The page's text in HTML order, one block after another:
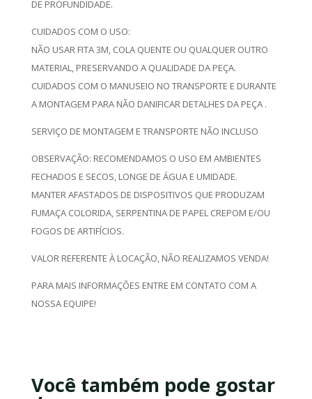
DE PROFUNDIDADE.
CUIDADOS COM O USO:
NÃO USAR FITA 3M, COLA QUENTE OU QUALQUER OUTRO
MATERIAL, PRESERVANDO A QUALIDADE DA PEÇA.
CUIDADOS COM O MANUSEIO NO TRANSPORTE E DURANTE
A MONTAGEM PARA NÃO DANIFICAR DETALHES DA PEÇA .
SERVIÇO DE MONTAGEM E TRANSPORTE NÃO INCLUSO
OBSERVAÇÃO: RECOMENDAMOS O USO EM AMBIENTES
FECHADOS E SECOS, LONGE DE ÁGUA E UMIDADE.
MANTER AFASTADOS DE DISPOSITIVOS QUE PRODUZAM
FUMAÇA COLORIDA, SERPENTINA DE PAPEL CREPOM E/OU
FOGOS DE ARTIFÍCIOS.
VALOR REFERENTE À LOCAÇÃO, NÃO REALIZAMOS VENDA!
PARA MAIS INFORMAÇÕES ENTRE EM CONTATO COM A
NOSSA EQUIPE!
Você também pode gostar